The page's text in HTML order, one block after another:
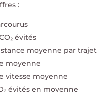
:
évités
moyenne par trajet
moyenne
vitesse moyenne
évités en moyenne